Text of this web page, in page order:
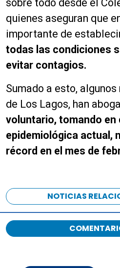
sobre todo desde el
quienes aseguran que
importante de
todas las condiciones
evitar contagios.
Sumado a esto,
de Los Lagos, han
voluntario, tomando
epidemiológica actual,
récord en el mes de
NOTICIAS